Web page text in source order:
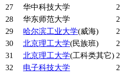
27
华中科技大学
28
华东师范大学
29
哈尔滨工业大学(威海)
30
北京理工大学(民族班)
31
北京理工大学(工科类其它)
32
电子科技大学